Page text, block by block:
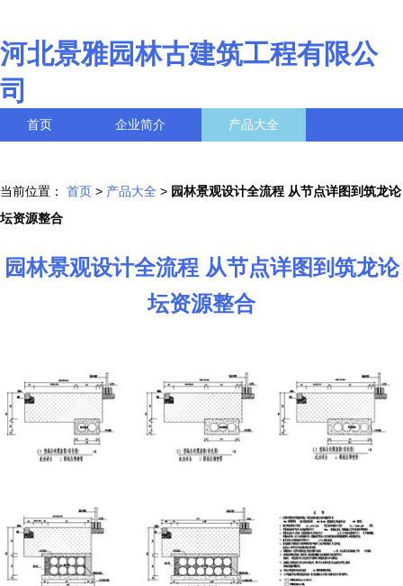
河北景雅园林古建筑工程有限公
司
首页 企业简介 产品大全
当前位置： 首页 > 产品大全 > 园林景观设计全流程 从节点详图到筑龙论
坛资源整合
园林景观设计全流程 从节点详图到筑龙论
坛资源整合